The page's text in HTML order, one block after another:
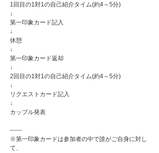
1回目の1対1の自己紹介タイム(約4～5分)
↓
第一印象カード記入
↓
休憩
↓
第一印象カード返却
↓
2回目の1対1の自己紹介タイム(約4～5分)
↓
リクエストカード記入
↓
カップル発表
------
※第一印象カードは参加者の中で誰がご自身に対し
て、